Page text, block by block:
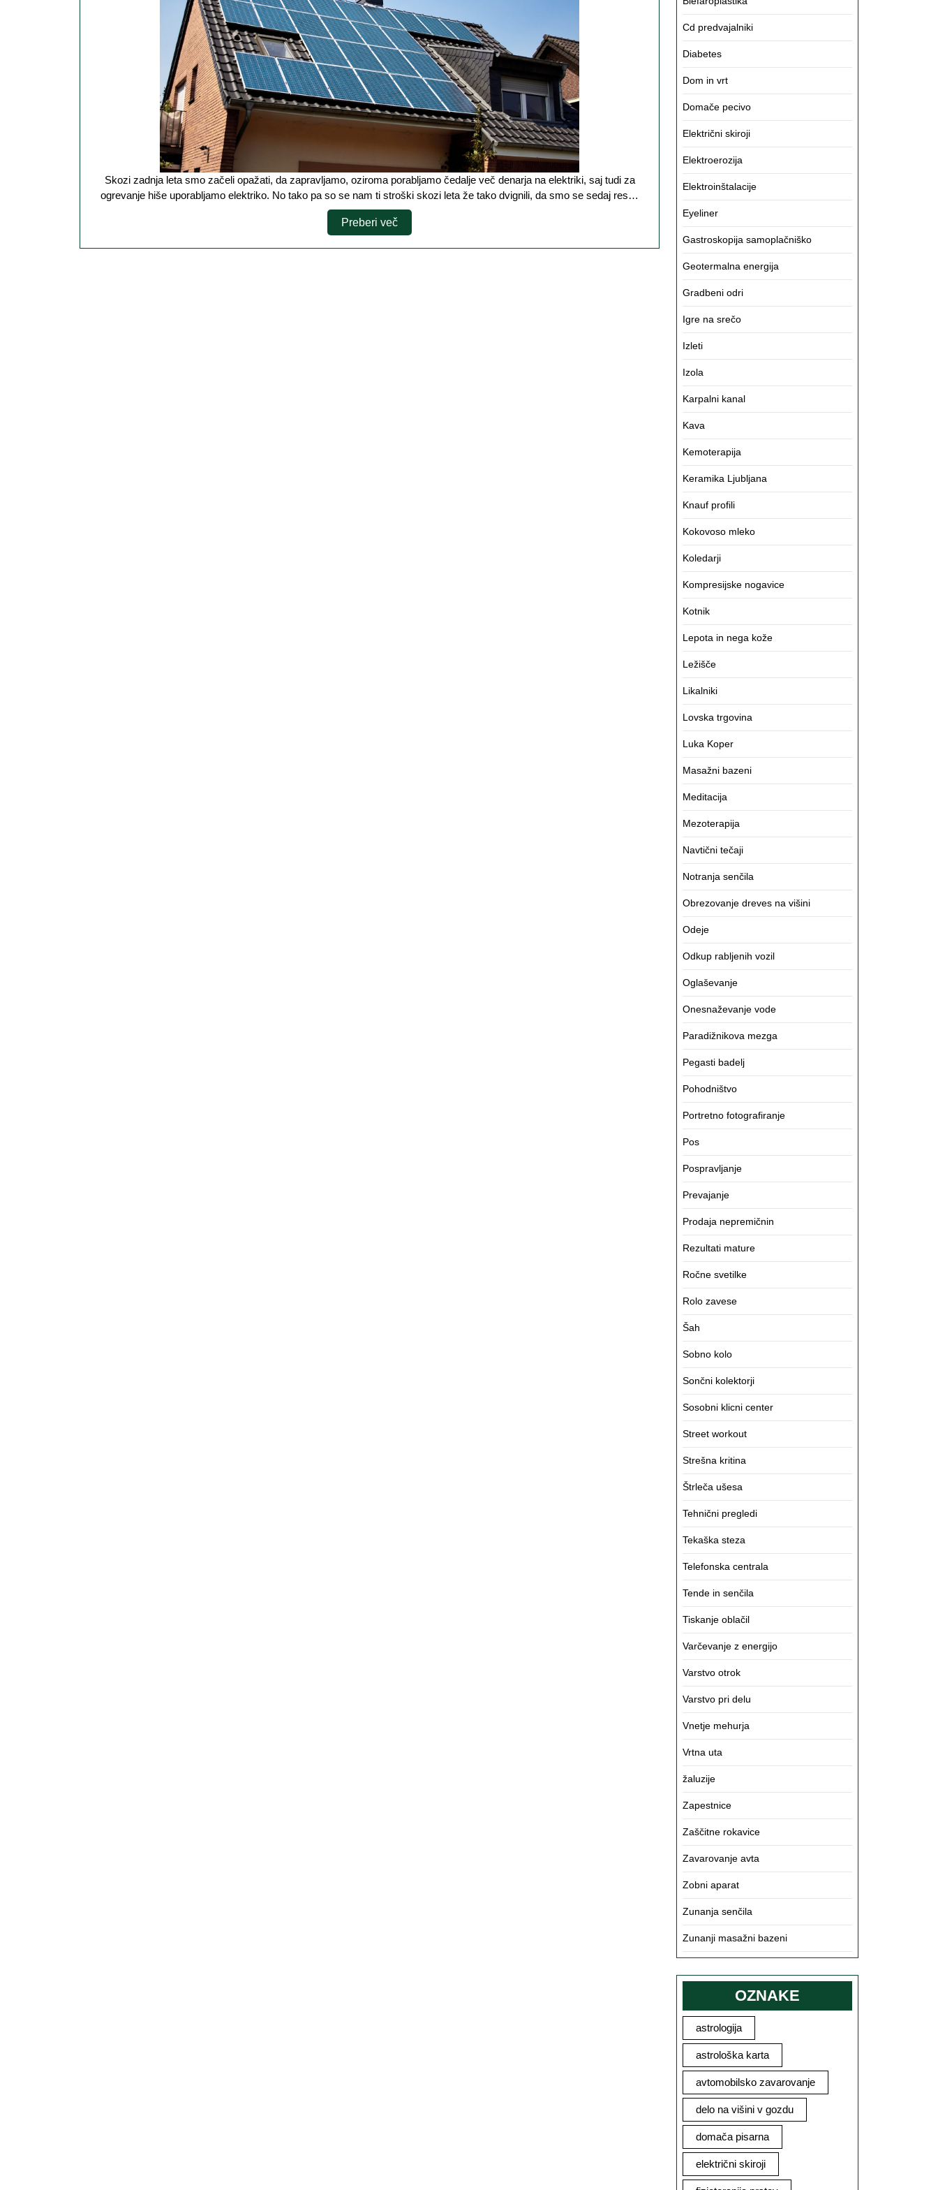
Skozi zadnja leta smo začeli opažati, da zapravljamo, oziroma porabljamo čedalje več denarja na elektriki, saj tudi za
ogrevanje hiše uporabljamo elektriko. No tako pa so se nam ti stroški skozi leta že tako dvignili, da smo se sedaj res…
Preberi večPreberi
več
Cd predvajalniki
Diabetes
Dom in vrt
Domače pecivo
Električni skiroji
Elektroerozija
Elektroinštalacije
Eyeliner
Gastroskopija samoplačniško
Geotermalna energija
Gradbeni odri
Igre na srečo
Izleti
Izola
Karpalni kanal
Kava
Kemoterapija
Keramika Ljubljana
Knauf profili
Kokovoso mleko
Koledarji
Kompresijske nogavice
Kotnik
Lepota in nega kože
Ležišče
Likalniki
Lovska trgovina
Luka Koper
Masažni bazeni
Meditacija
Mezoterapija
Navtični tečaji
Notranja senčila
Obrezovanje dreves na višini
Odeje
Odkup rabljenih vozil
Oglaševanje
Onesnaževanje vode
Paradižnikova mezga
Pegasti badelj
Pohodništvo
Portretno fotografiranje
Pos
Pospravljanje
Prevajanje
Prodaja nepremičnin
Rezultati mature
Ročne svetilke
Rolo zavese
Šah
Sobno kolo
Sončni kolektorji
Sosobni klicni center
Street workout
Strešna kritina
Štrleča ušesa
Tehnični pregledi
Tekaška steza
Telefonska centrala
Tende in senčila
Tiskanje oblačil
Varčevanje z energijo
Varstvo otrok
Varstvo pri delu
Vnetje mehurja
Vrtna uta
žaluzije
Zapestnice
Zaščitne rokavice
Zavarovanje avta
Zobni aparat
Zunanja senčila
Zunanji masažni bazeni
OZNAKE
astrologija
astrološka karta
avtomobilsko zavarovanje
delo na višini v gozdu
domača pisarna
električni skiroji